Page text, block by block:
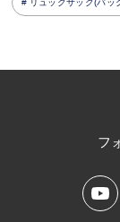
リュックサック(バッ
フ